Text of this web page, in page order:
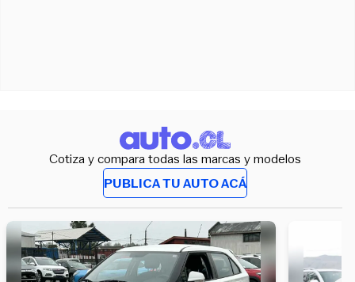
Cotiza y compara todas las marcas y modelos
PUBLICA TU AUTO ACÁ